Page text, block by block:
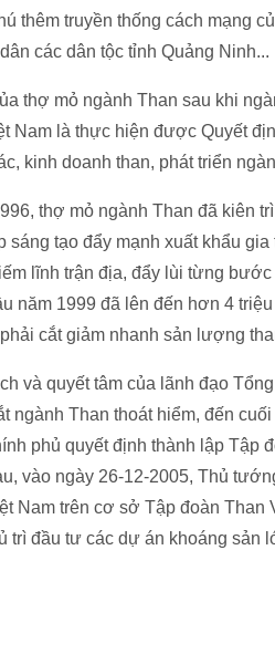
thêm truyền thống cách mạng
các dân tộc tỉnh Quảng Ninh...
thợ mỏ ngành Than sau khi
Nam là thực hiện được Quyết
kinh doanh than, phát triển
thợ mỏ ngành Than đã kiên
sáng tạo đẩy mạnh xuất khẩu
lĩnh trận địa, đẩy lùi từng
năm 1999 đã lên đến hơn 4
cắt giảm nhanh sản lượng
và quyết tâm của lãnh đạo
ngành Than thoát hiểm, đến
phủ quyết định thành lập Tập
vào ngày 26-12-2005, Thủ
Nam trên cơ sở Tập đoàn Than
trì đầu tư các dự án khoáng sản